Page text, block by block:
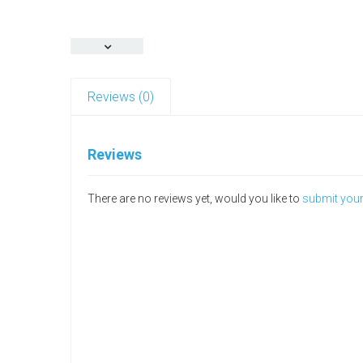
Reviews (0)
Reviews
There are no reviews yet, would you like to submit